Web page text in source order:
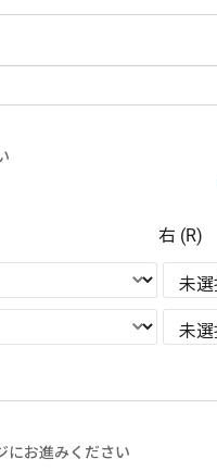
右 (R)
にお進みください